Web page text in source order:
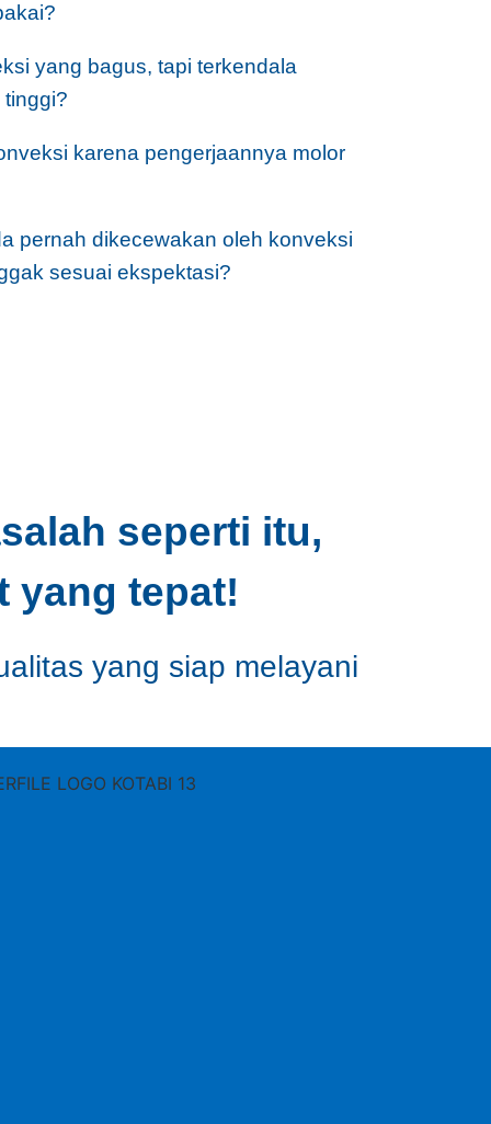
yang bagus, tapi terkendala
karena pengerjaannya molor
pernah dikecewakan oleh konveksi
sesuai ekspektasi?
seperti itu,
yang tepat!
yang siap melayani